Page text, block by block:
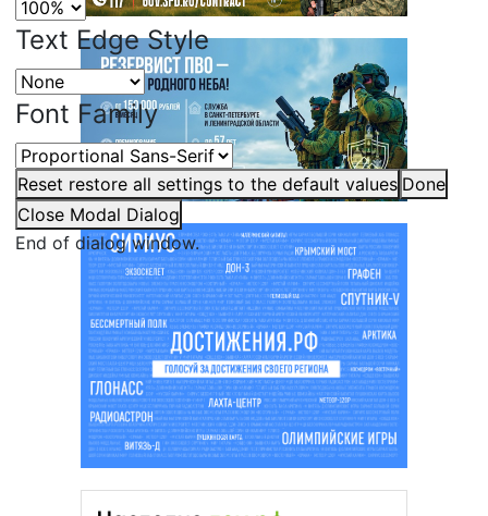
Text Edge Style
Font Family
Reset restore all settings to the default values Done
Close Modal Dialog
End of dialog window.